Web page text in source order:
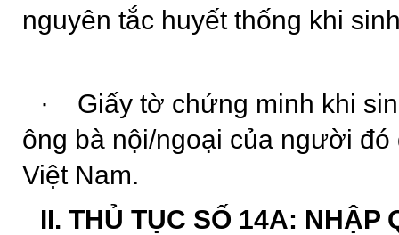
nguyên tắc huyết thống khi
·
Giấy tờ chứng minh khi
ông bà nội/ngoại của người
Việt Nam.
II. THỦ TỤC SỐ 14A: NHẬP